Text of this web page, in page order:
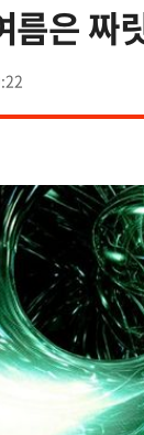
름은 짜